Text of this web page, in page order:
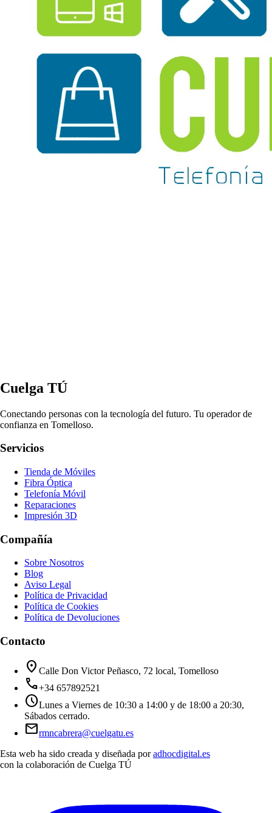
Cuelga TÚ
Conectando personas con la tecnología del futuro. Tu operador de
confianza en Tomelloso.
Servicios
Tienda de Móviles
Fibra Óptica
Telefonía Móvil
Reparaciones
Impresión 3D
Compañía
Sobre Nosotros
Blog
Aviso Legal
Política de Privacidad
Política de Cookies
Política de Devoluciones
Contacto
location_on Calle Don Victor Peñasco, 72 local, Tomelloso
call+34 657892521
scheduleLunes a Viernes de 10:30 a 14:00 y de 18:00 a 20:30,
Sábados cerrado.
mailrmncabrera@cuelgatu.es
Esta web ha sido creada y diseñada por adhocdigital.es
con la colaboración de Cuelga TÚ